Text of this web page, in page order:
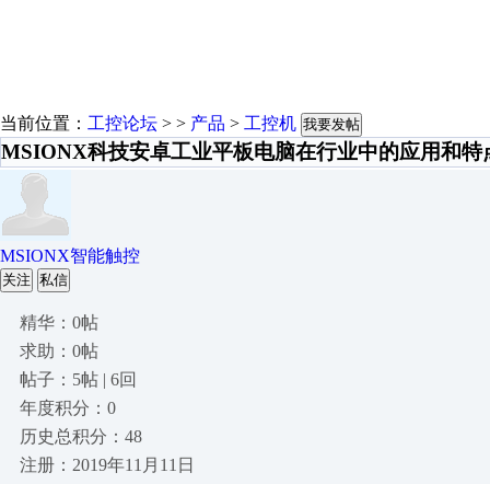
当前位置： 工控论坛 > > 产品 > 工控机 我要发帖
MSIONX科技安卓工业平板电脑在行业中的应用和特
MSIONX智能触控
关注 私信
精华：0帖
求助：0帖
帖子：5帖 | 6回
年度积分：0
历史总积分：48
注册：2019年11月11日